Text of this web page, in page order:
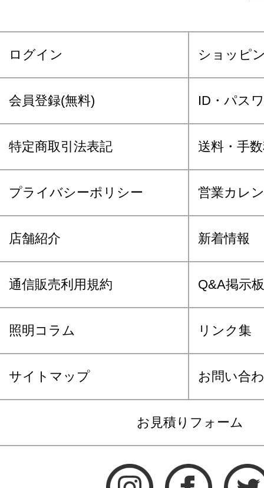
ログイン ショッピ
会員登録(無料) ID・パス
特定商取引法表記 送料・手
プライバシーポリシー 営業カレ
店舗紹介 新着情報
通信販売利用規約 Q&A掲示板
照明コラム リンク集
サイトマップ お問い合
お見積りフォーム